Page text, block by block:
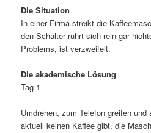
Die Situation
In einer Firma streikt die
den Schalter rührt sich rein gar
Problems, ist verzweifelt.
Die akademische Lösung
Tag 1
Umdrehen, zum Telefon greifen
aktuell keinen Kaffee gibt, die